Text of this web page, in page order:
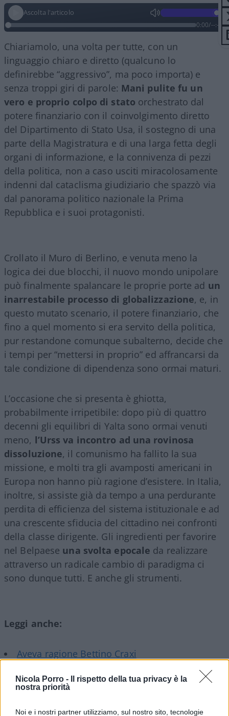
Nicola Porro -
Il rispetto della tua privacy è la
nostra priorità
Noi e i nostri partner utilizziamo, sul nostro sito, tecnologie
Ascolta l'articolo
0:00/--:--
Chiariamolo, una volta per tutte, con un
linguaggio chiaro e diretto (qualcuno lo
definirebbe “aggressivo”, ma poco importa) e
senza troppi giri di parole: Mani pulite fu un
vero e proprio colpo di stato orchestrato dal
potere finanziario con il coinvolgimento diretto
del Dipartimento di Stato Usa, il sostegno di una
parte della Magistratura e di una larga fetta degli
organi di informazione, e la connivenza di pezzi
della politica, non a caso usciti miracolosamente
indenni dal cataclisma giudiziario che spazzò via
dal panorama politico nazionale la Prima
Repubblica e i suoi protagonisti.
Crollato il Muro di Berlino, e venuta meno la
logica dei due blocchi, il nuovo mondo unipolare
può finalmente spalancare le proprie porte ad un
inarrestabile processo di globalizzazione, e, in
questo mutato scenario, il potere finanziario, che
fino a quel momento si era servito della politica,
pur restandone comunque subalterno, decide che
i tempi per “mettersi in proprio” ed affrancarsi da
tale condizione di dipendenza sono ormai maturi.
L’occasione che si presenta è ghiotta,
probabilmente irripetibile: dopo più di quattro
decenni gli equilibri di Yalta sono ormai venuti
meno, l’Urss va incontro ad una rovinosa
dissoluzione, il comunismo ha fallito la sua
missione, e molti tra gli avamposti americani in
Europa non hanno più ragione d’esistere. In Italia,
inoltre, si assiste già da tempo a una perdurante
perdita di efficienza del sistema istituzionale e ad
una crescente sfiducia del cittadino nei confronti
della classe dirigente. Gli ingredienti per favorire
nel Belpaese una svolta epocale da realizzare
attraverso un radicale cambio di paradigma ci
sono dunque tutti. E anche gli strumenti.
Leggi anche:
Aveva ragione Bettino Craxi
Il potere finanziario, che detiene già il controllo di
giornalistico nazionale, riesce, anche tramite il